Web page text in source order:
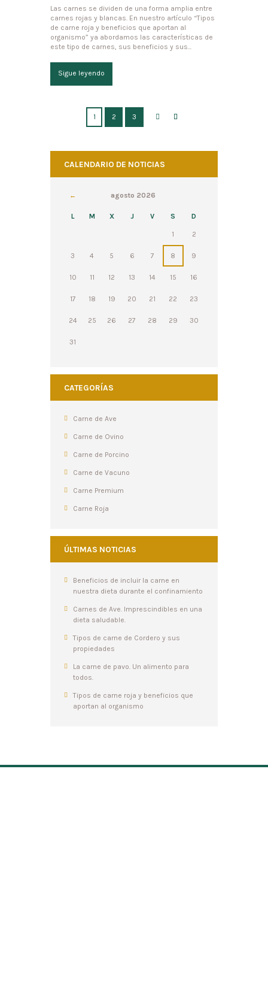
Las carnes se dividen de una forma amplia entre
carnes rojas y blancas. En nuestro artículo “Tipos
de carne roja y beneficios que aportan al
organismo” ya abordamos las características de
este tipo de carnes, sus beneficios y sus...
Sigue leyendo
1 2 3
CALENDARIO DE NOTICIAS
agosto 2026
L M X J V S D
1 2
3 4 5 6 7 8 9
10 11 12 13 14 15 16
17 18 19 20 21 22 23
24 25 26 27 28 29 30
31
CATEGORÍAS
Carne de Ave
Carne de Ovino
Carne de Porcino
Carne de Vacuno
Carne Premium
Carne Roja
ÚLTIMAS NOTICIAS
Beneficios de incluir la carne en
nuestra dieta durante el confinamiento
Carnes de Ave. Imprescindibles en una
dieta saludable.
Tipos de carne de Cordero y sus
propiedades
La carne de pavo. Un alimento para
todos.
Tipos de carne roja y beneficios que
aportan al organismo